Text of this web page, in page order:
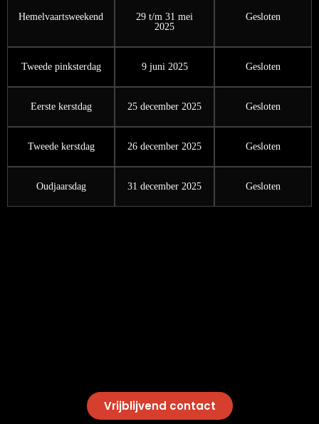
Hemelvaartsweekend
29 t/m 31 mei
2025
Gesloten
Tweede pinksterdag 9 juni 2025 Gesloten
Eerste kerstdag 25 december 2025 Gesloten
Tweede kerstdag 26 december 2025 Gesloten
Oudjaarsdag 31 december 2025 Gesloten
Vrijblijvend contact